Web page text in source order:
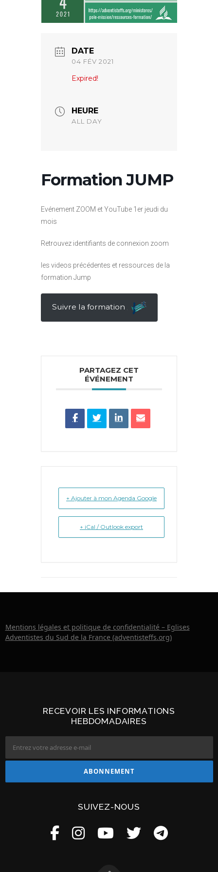
DATE
04 FÉV 2021
Expired!
HEURE
ALL DAY
Formation JUMP
Evénement ZOOM et YouTube 1er jeudi du
mois
Retrouvez identifiants de connexion zoom
les videos précédentes et ressources de la
formation Jump
Suivre la formation
PARTAGEZ CET
ÉVÉNEMENT
+ Ajouter à mon Agenda Google
+ iCal / Outlook export
Mentions légales et politique de confidentialité – Eglises
Adventistes du Sud de la France (adventisteffs.org)
RECEVOIR LES INFORMATIONS
HEBDOMADAIRES
SUIVEZ-NOUS